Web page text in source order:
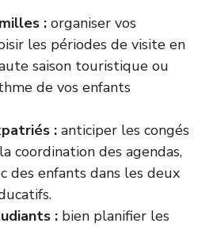
: organiser vos
les périodes de visite en
saison touristique ou
de vos enfants
: anticiper les congés
coordination des agendas,
des enfants dans les deux
: bien planifier les